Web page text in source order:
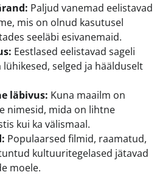
Paljud vanemad eelistavad
mis on olnud kasutusel
seeläbi esivanemaid.
Eestlased eelistavad sageli
selged ja häälduselt
läbivus: Kuna maailm on
nimesid, mida on lihtne
kui ka välismaal.
Populaarsed filmid, raamatud,
kultuuritegelased jätavad
moele.